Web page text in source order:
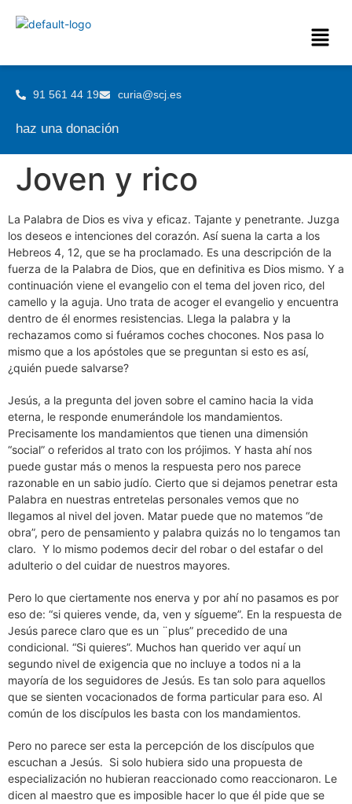
91 561 44 19 curia@scj.es
haz una donación
Joven y rico
La Palabra de Dios es viva y eficaz. Tajante y penetrante. Juzga
los deseos e intenciones del corazón. Así suena la carta a los
Hebreos 4, 12, que se ha proclamado. Es una descripción de la
fuerza de la Palabra de Dios, que en definitiva es Dios mismo. Y a
continuación viene el evangelio con el tema del joven rico, del
camello y la aguja. Uno trata de acoger el evangelio y encuentra
dentro de él enormes resistencias. Llega la palabra y la
rechazamos como si fuéramos coches chocones. Nos pasa lo
mismo que a los apóstoles que se preguntan si esto es así,
¿quién puede salvarse?
Jesús, a la pregunta del joven sobre el camino hacia la vida
eterna, le responde enumerándole los mandamientos.
Precisamente los mandamientos que tienen una dimensión
“social” o referidos al trato con los prójimos. Y hasta ahí nos
puede gustar más o menos la respuesta pero nos parece
razonable en un sabio judío. Cierto que si dejamos penetrar esta
Palabra en nuestras entretelas personales vemos que no
llegamos al nivel del joven. Matar puede que no matemos “de
obra”, pero de pensamiento y palabra quizás no lo tengamos tan
claro. Y lo mismo podemos decir del robar o del estafar o del
adulterio o del cuidar de nuestros mayores.
Pero lo que ciertamente nos enerva y por ahí no pasamos es por
eso de: “si quieres vende, da, ven y sígueme”. En la respuesta de
Jesús parece claro que es un ¨plus” precedido de una
condicional. “Si quieres”. Muchos han querido ver aquí un
segundo nivel de exigencia que no incluye a todos ni a la
mayoría de los seguidores de Jesús. Es tan solo para aquellos
que se sienten vocacionados de forma particular para eso. Al
común de los discípulos les basta con los mandamientos.
Pero no parece ser esta la percepción de los discípulos que
escuchan a Jesús. Si solo hubiera sido una propuesta de
especialización no hubieran reaccionado como reaccionaron. Le
dicen al maestro que es imposible hacer lo que él pide que se